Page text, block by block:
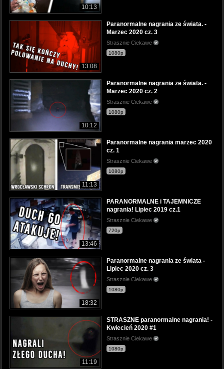
10:13
13:08
Paranormalne nagrania ze świata. -
Marzec 2020 cz. 3
Strasznie Ciekawe
1080p
10:12
Paranormalne nagrania ze świata. -
Marzec 2020 cz. 2
Strasznie Ciekawe
1080p
11:13
Paranormalne nagrania marzec 2020
cz. 1
Strasznie Ciekawe
1080p
13:46
PARANORMALNE i TAJEMNICZE
nagrania! Lipiec 2019 cz.1
Strasznie Ciekawe
720p
18:32
Paranormalne nagrania ze świata -
Lipiec 2020 cz. 3
Strasznie Ciekawe
1080p
11:19
STRASZNE paranormalne nagrania! -
Kwiecień 2020 #1
Strasznie Ciekawe
1080p